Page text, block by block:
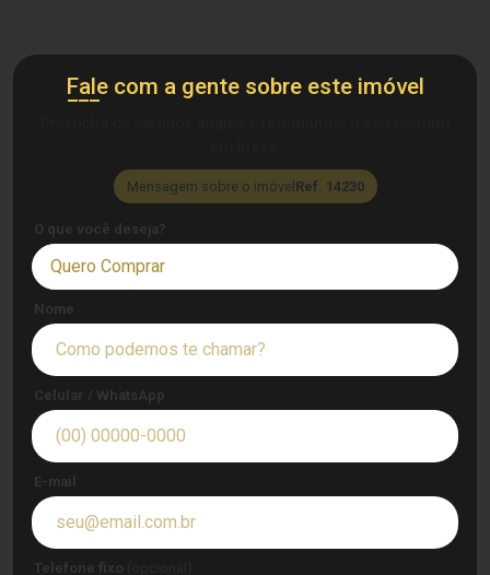
Fale com a gente sobre este imóvel
Mensagem sobre o imóvelRef. 14230
O que você deseja?
Quero Comprar
Nome
Celular / WhatsApp
E-mail
Telefone fixo